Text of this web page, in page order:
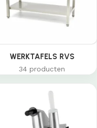
WERKTAFELS RVS
34 producten